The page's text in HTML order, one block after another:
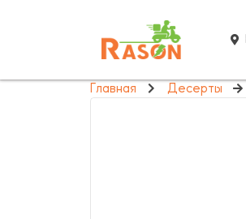
Главная Десерты